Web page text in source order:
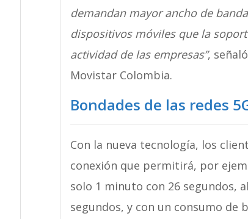
demandan mayor ancho de
dispositivos móviles que la
actividad de las empresas”,
Movistar Colombia.
Bondades de las redes
Con la nueva tecnología, los
conexión que permitirá, por
solo 1 minuto con 26 segundos,
segundos, y con un consumo de